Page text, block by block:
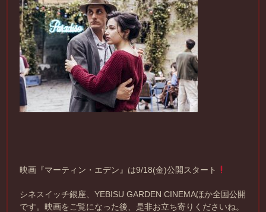
映画『マーティン・エデン』は9/18(金)公開スタート
シネスイッチ銀座、YEBISU GARDEN CINEMAほか全国公開
です。映画をご覧になった後、是非お立ち寄りくださいね。